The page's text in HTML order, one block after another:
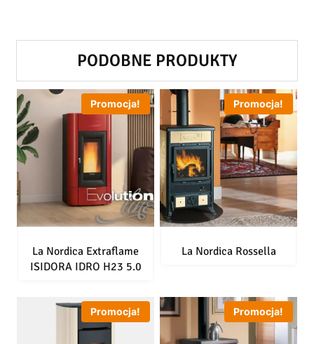
PODOBNE PRODUKTY
Promocja!
La Nordica Extraflame
ISIDORA IDRO H23 5.0
Promocja!
La Nordica Rossella
Promocja! Promocja!